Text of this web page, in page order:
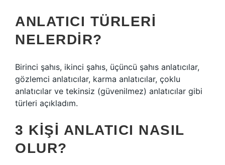
ANLATICI TÜRLERI
NELERDIR?
Birinci şahıs, ikinci şahıs, üçüncü şahıs anlatıcılar,
gözlemci anlatıcılar, karma anlatıcılar, çoklu
anlatıcılar ve tekinsiz (güvenilmez) anlatıcılar gibi
türleri açıkladım.
3 KIŞI ANLATICI NASIL
OLUR?